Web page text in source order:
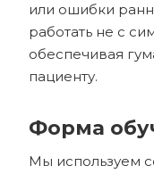
или ошибки
работать не с
обеспечивая
пациенту.
Форма
Мы используем